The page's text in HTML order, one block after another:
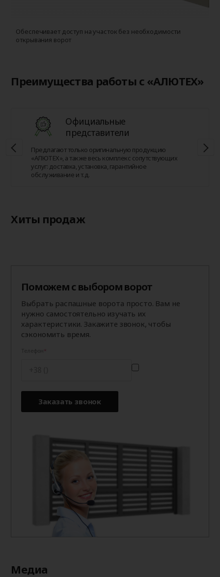
Обеспечивает доступ на участок без необходимости
открывания ворот
Преимущества работы с «АЛЮТЕХ»
Официальные
представители
Предлагают только оригинальную продукцию
«АЛЮТЕХ», а также весь комплекс сопутствующих
услуг: доставка, установка, гарантийное
обслуживание и т.д.
Хиты продаж
Поможем с выбором ворот
Выбрать распашные ворота просто. Вам не
нужно самостоятельно изучать их
характеристики. Закажите звонок, чтобы
сэкономить время.
Заказать звонок
Медиа